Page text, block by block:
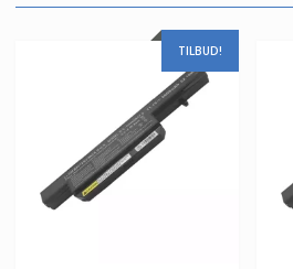
TILBUD!